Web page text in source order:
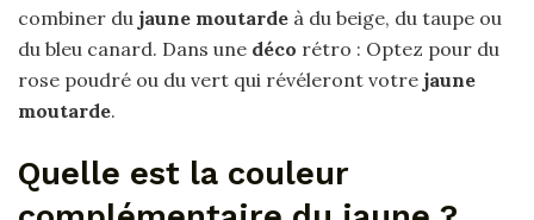
combiner du jaune moutarde à du beige, du taupe ou
du bleu canard. Dans une déco rétro : Optez pour du
rose poudré ou du vert qui révéleront votre jaune
moutarde.
Quelle est la couleur